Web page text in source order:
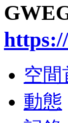
空間
動態